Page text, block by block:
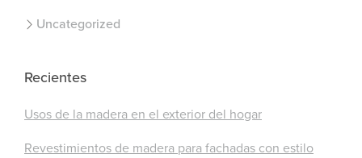
Uncategorized
Recientes
Usos de la madera en el exterior del hogar
Revestimientos de madera para fachadas con estilo